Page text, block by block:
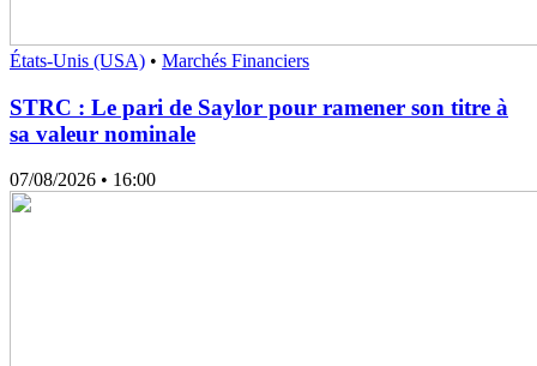
États-Unis (USA) • Marchés Financiers
STRC : Le pari de Saylor pour ramener son titre à
sa valeur nominale
07/08/2026 • 16:00